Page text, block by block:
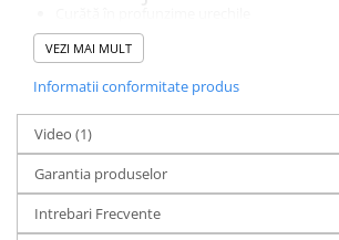
Îndepărtează dopurile de cerumen cu
Elimină lichidul acumulat în ureche
Sigur și delicat, fără risc de accidentare
🔧 Detalii tehnice:
Dimensiuni reduse, ușor de transportat
Metodă de curățare: vibrații și micro-
Greutate redusă
Operare simplă și confortabilă
VEZI MAI MULT
Informatii conformitate produs
Video (1)
Garantia produselor
Intrebari Frecvente